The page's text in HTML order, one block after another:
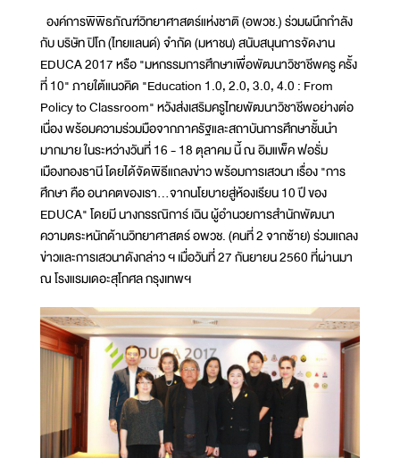
องค์การพิพิธภัณฑ์วิทยาศาสตร์แห่งชาติ (อพวช.) ร่วมผนึกกำลัง
กับ บริษัท ปิโก (ไทยแลนด์) จำกัด (มหาชน) สนับสนุนการจัดงาน
EDUCA 2017 หรือ "มหกรรมการศึกษาเพื่อพัฒนาวิชาชีพครู ครั้ง
ที่ 10" ภายใต้แนวคิด "Education 1.0, 2.0, 3.0, 4.0 : From
Policy to Classroom" หวังส่งเสริมครูไทยพัฒนาวิชาชีพอย่างต่อ
เนื่อง พร้อมความร่วมมือจากภาครัฐและสถาบันการศึกษาชั้นนำ
มากมาย ในระหว่างวันที่ 16 - 18 ตุลาคม นี้ ณ อิมแพ็ค ฟอรั่ม
เมืองทองธานี โดยได้จัดพิธีแถลงข่าว พร้อมการเสวนา เรื่อง "การ
ศึกษา คือ อนาคตของเรา...จากนโยบายสู่ห้องเรียน 10 ปี ของ
EDUCA" โดยมี นางกรรณิการ์ เฉิน ผู้อำนวยการสำนักพัฒนา
ความตระหนักด้านวิทยาศาสตร์ อพวช. (คนที่ 2 จากซ้าย) ร่วมแถลง
ข่าวและการเสวนาดังกล่าว ฯ เมื่อวันที่ 27 กันยายน 2560 ที่ผ่านมา
ณ โรงแรมเดอะสุโกศล กรุงเทพฯ